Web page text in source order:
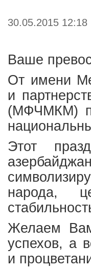
30.05.2015
Ваше
От имени
и
(МФЧМКМ)
Этот
народа,
Желаем Вам
успехов, а
и